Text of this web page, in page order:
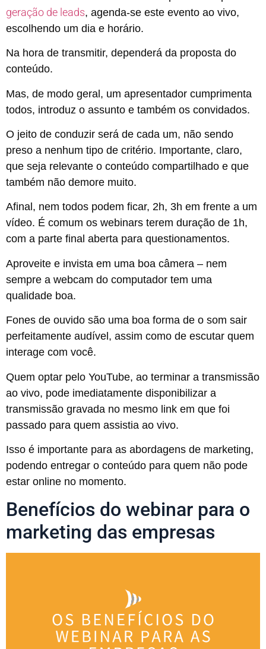
geração de leads, agenda-se este evento ao vivo,
escolhendo um dia e horário.
Na hora de transmitir, dependerá da proposta do
conteúdo.
Mas, de modo geral, um apresentador cumprimenta
todos, introduz o assunto e também os convidados.
O jeito de conduzir será de cada um, não sendo
preso a nenhum tipo de critério. Importante, claro,
que seja relevante o conteúdo compartilhado e que
também não demore muito.
Afinal, nem todos podem ficar, 2h, 3h em frente a um
vídeo. É comum os webinars terem duração de 1h,
com a parte final aberta para questionamentos.
Aproveite e invista em uma boa câmera – nem
sempre a webcam do computador tem uma
qualidade boa.
Fones de ouvido são uma boa forma de o som sair
perfeitamente audível, assim como de escutar quem
interage com você.
Quem optar pelo YouTube, ao terminar a transmissão
ao vivo, pode imediatamente disponibilizar a
transmissão gravada no mesmo link em que foi
passado para quem assistia ao vivo.
Isso é importante para as abordagens de marketing,
podendo entregar o conteúdo para quem não pode
estar online no momento.
Benefícios do webinar para o
marketing das empresas